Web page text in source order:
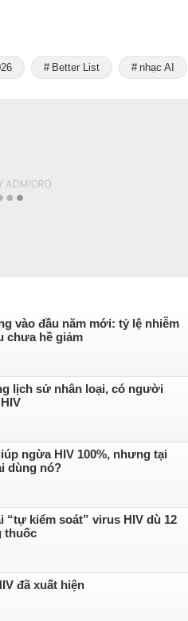
Better List nhạc AI
vào đầu năm mới: tỷ lệ nhiễm
chưa hề giảm
lịch sử nhân loại, có người
ngừa HIV 100%, nhưng tại
dùng nó?
“tự kiểm soát” virus HIV dù 12
thuốc
đã xuất hiện